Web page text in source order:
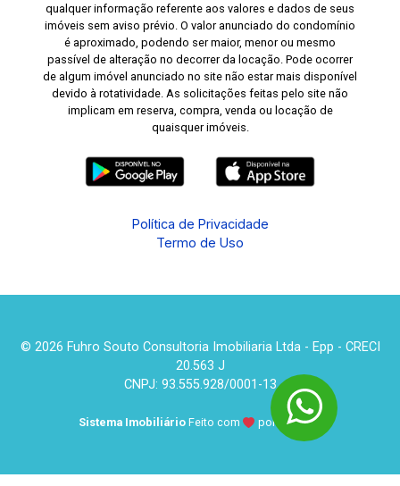
qualquer informação referente aos valores e dados de seus
imóveis sem aviso prévio. O valor anunciado do condomínio
é aproximado, podendo ser maior, menor ou mesmo
passível de alteração no decorrer da locação. Pode ocorrer
de algum imóvel anunciado no site não estar mais disponível
devido à rotatividade. As solicitações feitas pelo site não
implicam em reserva, compra, venda ou locação de
quaisquer imóveis.
Política de Privacidade
Termo de Uso
© 2026 Fuhro Souto Consultoria Imobiliaria Ltda - Epp - CRECI
20.563 J
CNPJ: 93.555.928/0001-13
Sistema Imobiliário Feito com por KUROLE